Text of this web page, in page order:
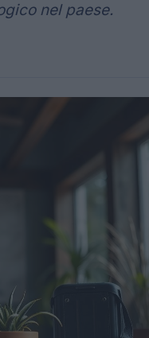
nel paese.